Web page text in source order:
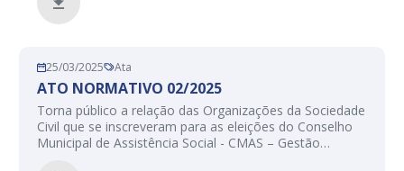
25/03/2025 Ata
ATO NORMATIVO 02/2025
Torna público a relação das Organizações da Sociedade
Civil que se inscreveram para as eleições do Conselho
Municipal de Assistência Social - CMAS – Gestão